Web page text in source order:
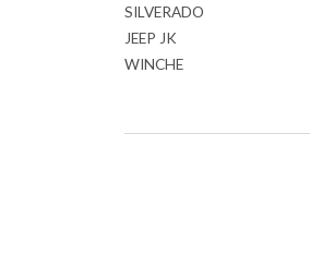
SILVERADO
JEEP JK
WINCHE